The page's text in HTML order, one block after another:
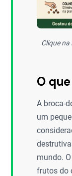
Clique
O
A broca-
um
mundo.
frutos do